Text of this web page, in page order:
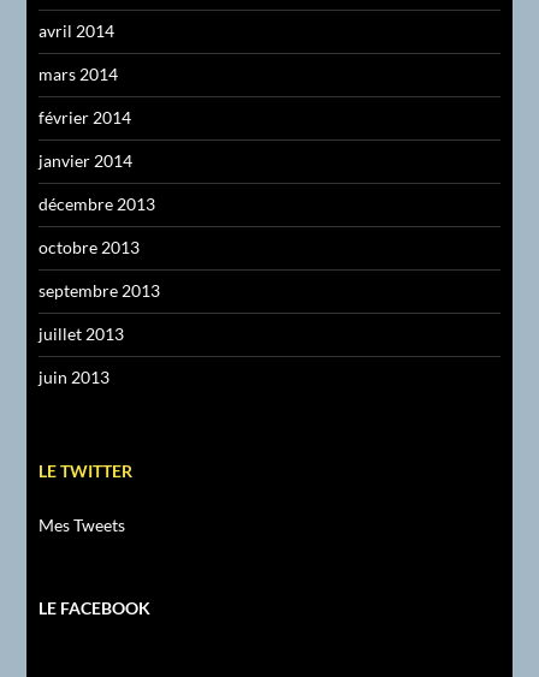
avril 2014
mars 2014
février 2014
janvier 2014
décembre 2013
octobre 2013
septembre 2013
juillet 2013
juin 2013
LE TWITTER
Mes Tweets
LE FACEBOOK